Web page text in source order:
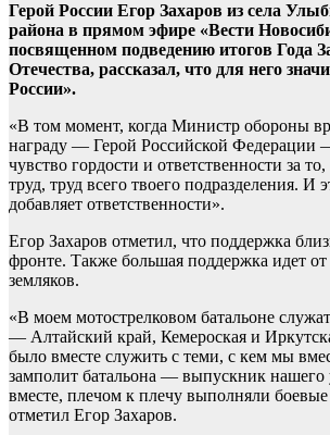
Герой России Егор Захаров из села
района в прямом эфире «Вести
посвященном подведению итогов Года
Отечества, рассказал, что для него
России».
«В том момент, когда Министр обороны
награду — Герой Российской Федерации
чувство гордости и ответственности за
труд, труд всего твоего подразделения. И
добавляет ответственности».
Егор Захаров отметил, что поддержка
фронте. Также большая поддержка идет
земляков.
«В моем мотострелковом батальоне
— Алтайский край, Кемероская и
было вместе служить с теми, с кем мы
замполит батальона — выпускник
вместе, плечом к плечу выполняли
отметил Егор Захаров.